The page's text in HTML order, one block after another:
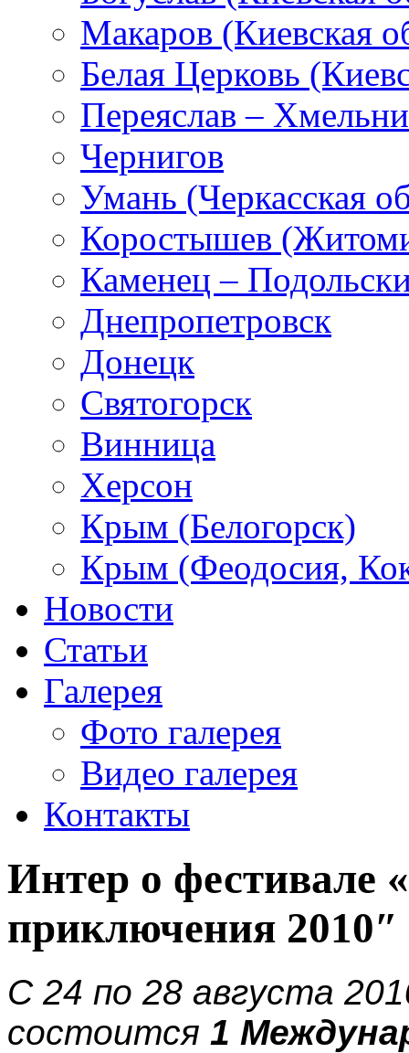
Макаров (Киевская
Белая Церковь
Переяслав –
Чернигов
Умань (Черкасская
Коростышев
Каменец –
Днепропетровск
Донецк
Святогорск
Винница
Херсон
Крым (Белогорск)
Крым (Феодосия,
Новости
Статьи
Галерея
Фото галерея
Видео галерея
Контакты
Интер о фестивале
приключения 2010″
С24 по 28 августа
состоится 1